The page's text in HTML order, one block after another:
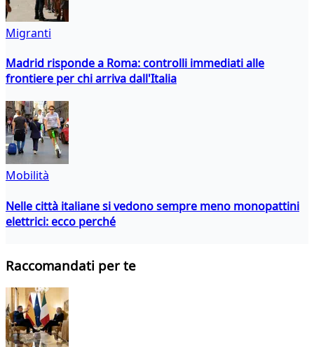
Migranti
Madrid risponde a Roma: controlli immediati alle
frontiere per chi arriva dall'Italia
Mobilità
Nelle città italiane si vedono sempre meno monopattini
elettrici: ecco perché
Raccomandati per te